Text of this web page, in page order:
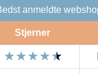
anmeldte
Stjerner